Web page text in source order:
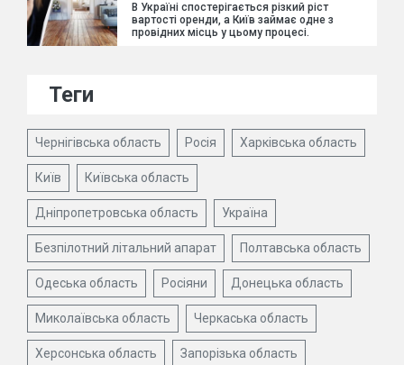
В Україні спостерігається різкий ріст
вартості оренди, а Київ займає одне з
провідних місць у цьому процесі.
Теги
Чернігівська область Росія Харківська область
Київ Київська область
Дніпропетровська область Україна
Безпілотний літальний апарат Полтавська область
Одеська область Росіяни Донецька область
Миколаївська область Черкаська область
Херсонська область Запорізька область